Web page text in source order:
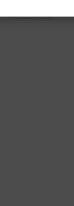
PUBLICIDADE